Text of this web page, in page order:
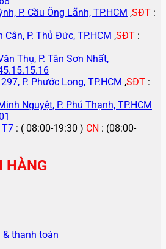
P. Cầu Ông Lãnh, TP.HCM ,SĐT :
Cân, P. Thủ Đức, TP.HCM ,SĐT :
Thụ, P. Tân Sơn Nhất,
P. Phước Long, TP.HCM ,SĐT :
Nguyệt, P. Phú Thạnh, TP.HCM
T7 : ( 08:00-19:30 ) CN : (08:00-
HÀNG
& thanh toán